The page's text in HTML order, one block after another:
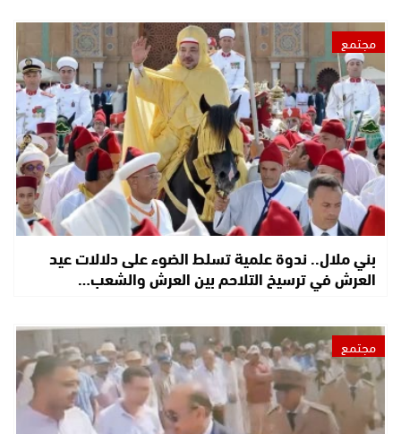
مجتمع
بني ملال.. ندوة علمية تسلط الضوء على دلالات عيد
العرش في ترسيخ التلاحم بين العرش والشعب…
مجتمع